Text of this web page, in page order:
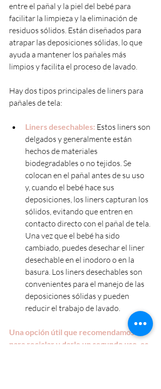
entre el pañal y la piel del bebé para
facilitar la limpieza y la eliminación de
residuos sólidos. Están diseñados para
atrapar las deposiciones sólidas, lo que
ayuda a mantener los pañales más
limpios y facilita el proceso de lavado.
Hay dos tipos principales de liners para
pañales de tela:
Liners desechables: Estos liners son
delgados y generalmente están
hechos de materiales
biodegradables o no tejidos. Se
colocan en el pañal antes de su uso
y, cuando el bebé hace sus
deposiciones, los liners capturan los
sólidos, evitando que entren en
contacto directo con el pañal de tela.
Una vez que el bebé ha sido
cambiado, puedes desechar el liner
desechable en el inodoro o en la
basura. Los liners desechables son
convenientes para el manejo de las
deposiciones sólidas y pueden
reducir el trabajo de lavado.
Una opción útil que recomendamos
para reciclar y darle un segundo uso, es